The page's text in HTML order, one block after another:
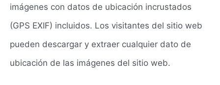
imágenes con datos de ubicación incrustados
(GPS EXIF) incluidos. Los visitantes del sitio web
pueden descargar y extraer cualquier dato de
ubicación de las imágenes del sitio web.